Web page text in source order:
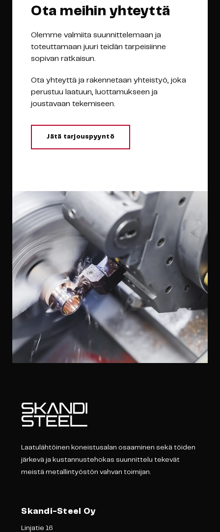
Ota meihin yhteyttä
Olemme valmiita suunnittelemaan ja
toteuttamaan juuri teidän tarpeisiinne
sopivan ratkaisun.
Ota yhteyttä ja rakennetaan yhteistyö, joka
perustuu laatuun, luottamukseen ja
joustavaan tekemiseen.
Jätä tarjouspyyntö
Laatulähtöinen koneistusalan osaaminen sekä töiden
järkevä ja kustannustehokas suunnittelu tekevät
meistä metallintyöstön vahvan toimijan.
Skandi-Steel Oy
Linjatie 16